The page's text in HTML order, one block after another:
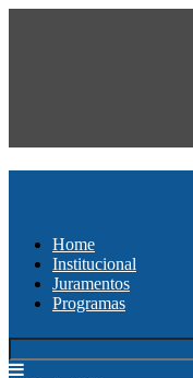
Home
Institucional
Juramentos
Programas